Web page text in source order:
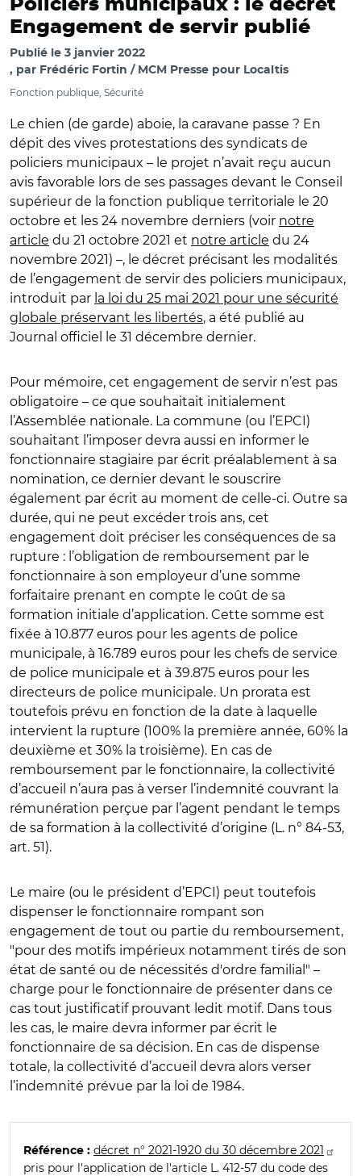
Policiers municipaux : le décret
Engagement de servir publié
Publié le 3 janvier 2022
par Frédéric Fortin / MCM Presse pour Localtis
Fonction publique, Sécurité
Le chien (de garde) aboie, la caravane passe ? En
dépit des vives protestations des syndicats de
policiers municipaux – le projet n’avait reçu aucun
avis favorable lors de ses passages devant le Conseil
supérieur de la fonction publique territoriale le 20
octobre et les 24 novembre derniers (voir notre
article du 21 octobre 2021 et notre article du 24
novembre 2021) –, le décret précisant les modalités
de l’engagement de servir des policiers municipaux,
introduit par la loi du 25 mai 2021 pour une sécurité
globale préservant les libertés, a été publié au
Journal officiel le 31 décembre dernier.
Pour mémoire, cet engagement de servir n’est pas
obligatoire – ce que souhaitait initialement
l’Assemblée nationale. La commune (ou l’EPCI)
souhaitant l’imposer devra aussi en informer le
fonctionnaire stagiaire par écrit préalablement à sa
nomination, ce dernier devant le souscrire
également par écrit au moment de celle-ci. Outre sa
durée, qui ne peut excéder trois ans, cet
engagement doit préciser les conséquences de sa
rupture : l’obligation de remboursement par le
fonctionnaire à son employeur d’une somme
forfaitaire prenant en compte le coût de sa
formation initiale d’application. Cette somme est
fixée à 10.877 euros pour les agents de police
municipale, à 16.789 euros pour les chefs de service
de police municipale et à 39.875 euros pour les
directeurs de police municipale. Un prorata est
toutefois prévu en fonction de la date à laquelle
intervient la rupture (100% la première année, 60% la
deuxième et 30% la troisième). En cas de
remboursement par le fonctionnaire, la collectivité
d’accueil n’aura pas à verser l’indemnité couvrant la
rémunération perçue par l’agent pendant le temps
de sa formation à la collectivité d’origine (L. n° 84-53,
art. 51).
Le maire (ou le président d’EPCI) peut toutefois
dispenser le fonctionnaire rompant son
engagement de tout ou partie du remboursement,
"pour des motifs impérieux notamment tirés de son
état de santé ou de nécessités d'ordre familial" –
charge pour le fonctionnaire de présenter dans ce
cas tout justificatif prouvant ledit motif. Dans tous
les cas, le maire devra informer par écrit le
fonctionnaire de sa décision. En cas de dispense
totale, la collectivité d’accueil devra alors verser
l’indemnité prévue par la loi de 1984.
Référence : décret n° 2021-1920 du 30 décembre 2021
pris pour l'application de l'article L. 412-57 du code des